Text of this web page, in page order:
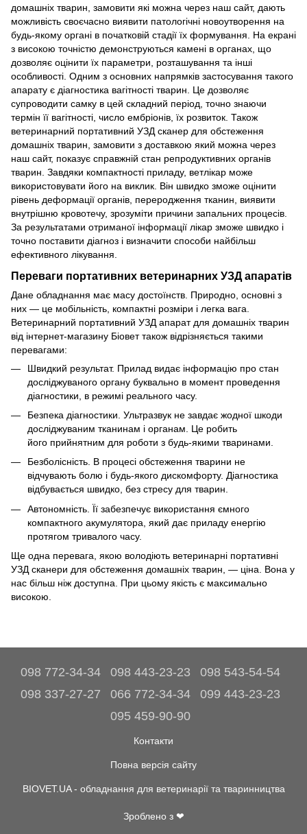
домашніх тварин, замовити які можна через наш сайт, дають
можливість своєчасно виявити патологічні новоутворення на
будь-якому органі в початковій стадії їх формування. На екрані
з високою точністю демонструються камені в органах, що
дозволяє оцінити їх параметри, розташування та інші
особливості. Одним з основних напрямків застосування такого
апарату є діагностика вагітності тварин. Це дозволяє
супроводити самку в цей складний період, точно знаючи
термін її вагітності, число ембріонів, їх розвиток. Також
ветеринарний портативний УЗД сканер для обстеження
домашніх тварин, замовити з доставкою який можна через
наш сайт, показує справжній стан репродуктивних органів
тварин. Завдяки компактності приладу, ветлікар може
використовувати його на виклик. Він швидко зможе оцінити
рівень деформації органів, переродження тканин, виявити
внутрішню кровотечу, зрозуміти причини запальних процесів.
За результатами отриманої інформації лікар зможе швидко і
точно поставити діагноз і визначити способи найбільш
ефективного лікування.
Переваги портативних ветеринарних УЗД апаратів
Дане обладнання має масу достоїнств. Природно, основні з
них — це мобільність, компактні розміри і легка вага.
Ветеринарний портативний УЗД апарат для домашніх тварин
від інтернет-магазину Біовет також відрізняється такими
перевагами:
Швидкий результат. Прилад видає інформацію про стан
досліджуваного органу буквально в момент проведення
діагностики, в режимі реального часу.
Безпека діагностики. Ультразвук не завдає жодної шкоди
досліджуваним тканинам і органам. Це робить
його прийнятним для роботи з будь-якими тваринами.
Безболісність. В процесі обстеження тварини не
відчувають болю і будь-якого дискомфорту. Діагностика
відбувається швидко, без стресу для тварин.
Автономність. Її забезпечує використання ємного
компактного акумулятора, який дає приладу енергію
протягом тривалого часу.
Ще одна перевага, якою володіють ветеринарні портативні
УЗД сканери для обстеження домашніх тварин, — ціна. Вона у
нас більш ніж доступна. При цьому якість є максимально
високою.
098 772-34-34 098 443-23-23
098 543-54-54
098 337-27-27
066 772-34-34
099 443-23-23
095 459-90-90
Контакти
Повна версія сайту
BIOVET.UA - обладнання для ветеринарії та тваринництва
Зроблено з ❤